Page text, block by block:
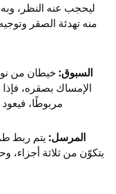
ليحجب عنه النظر،
منه تهدئة الصقر
السبوق: خيطان من
الإمساك بصقره،
مربوطًا،
المرسل: يتم ربط
يتكوّن من ثلاثة أجزاء،